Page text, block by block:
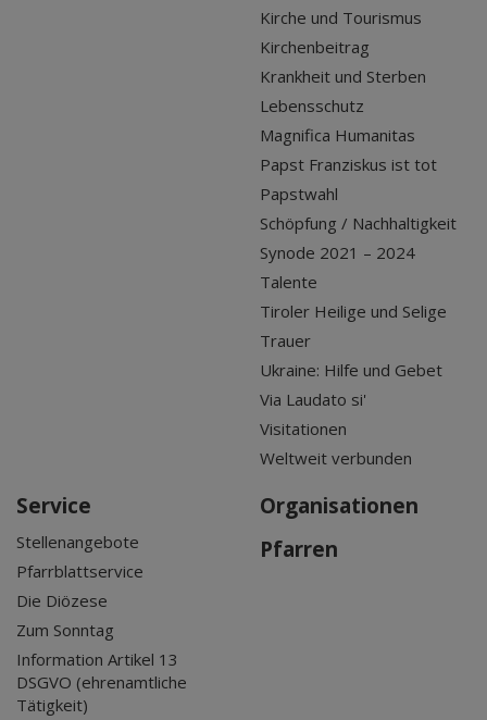
Kirche und Tourismus
Kirchenbeitrag
Krankheit und Sterben
Lebensschutz
Magnifica Humanitas
Papst Franziskus ist tot
Papstwahl
Schöpfung / Nachhaltigkeit
Synode 2021 – 2024
Talente
Tiroler Heilige und Selige
Trauer
Ukraine: Hilfe und Gebet
Via Laudato si'
Visitationen
Weltweit verbunden
Service
Stellenangebote
Pfarrblattservice
Die Diözese
Zum Sonntag
Information Artikel 13
DSGVO (ehrenamtliche
Tätigkeit)
Organisationen
Pfarren